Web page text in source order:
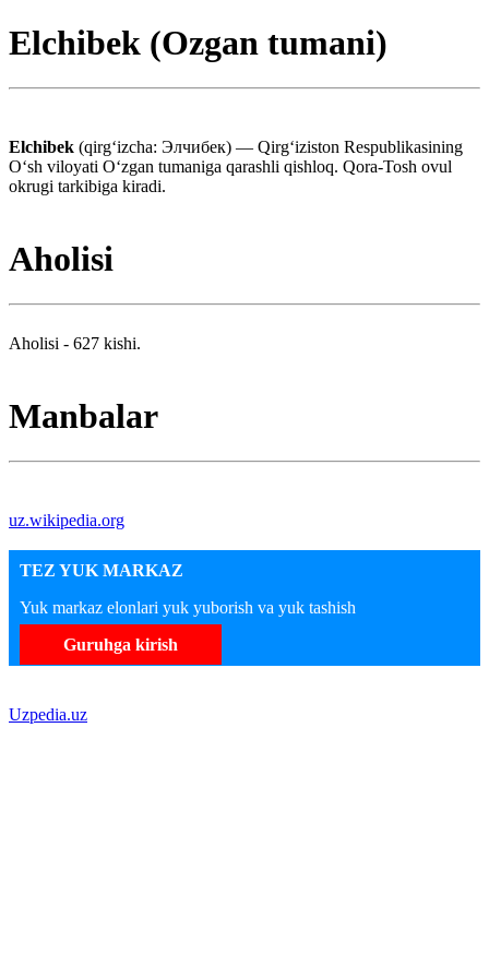
Elchibek (Ozgan tumani)
Elchibek (qirgʻizcha: Элчибек) — Qirgʻiziston Respublikasining
Oʻsh viloyati Oʻzgan tumaniga qarashli qishloq. Qora-Tosh ovul
okrugi tarkibiga kiradi.
Aholisi
Aholisi - 627 kishi.
Manbalar
uz.wikipedia.org
TEZ YUK MARKAZ
Yuk markaz elonlari yuk yuborish va yuk tashish
Guruhga kirish
Uzpedia.uz